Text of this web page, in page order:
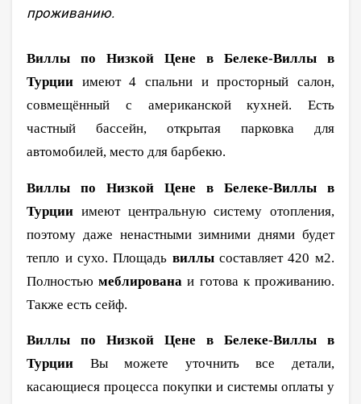
проживанию.
Виллы по Низкой Цене в Белеке-Виллы в
Турции имеют 4 спальни и просторный салон,
совмещённый с американской кухней. Есть
частный бассейн, открытая парковка для
автомобилей, место для барбекю.
Виллы по Низкой Цене в Белеке-Виллы в
Турции имеют центральную систему отопления,
поэтому даже ненастными зимними днями будет
тепло и сухо. Площадь виллысоставляет 420 м2.
Полностьюмеблирована и готова к проживанию.
Также есть сейф.
Виллы по Низкой Цене в Белеке-Виллы в
Турции Вы можете уточнить все детали,
касающиеся процесса покупки и системы оплаты у